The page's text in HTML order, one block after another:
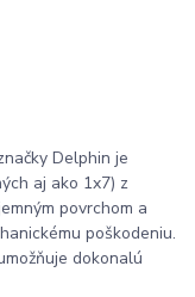
Delphin je
aj ako 1x7) z
povrchom a
poškodeniu.
dokonalú